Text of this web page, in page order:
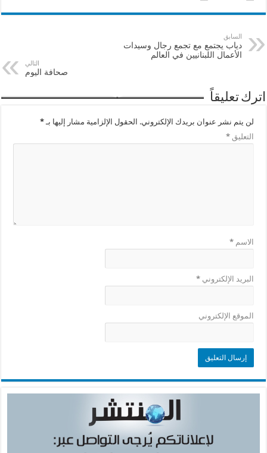
السابق
دياب يجتمع مع تجمع رجال وسيدات
الأعمال اللبنانيين في العالم
التالي
صحافة اليوم
اترك تعليقاً
لن يتم نشر عنوان بريدك الإلكتروني. الحقول الإلزامية مشار إليها بـ*
التعليق*
الاسم*
البريد الإلكتروني*
الموقع الإلكتروني